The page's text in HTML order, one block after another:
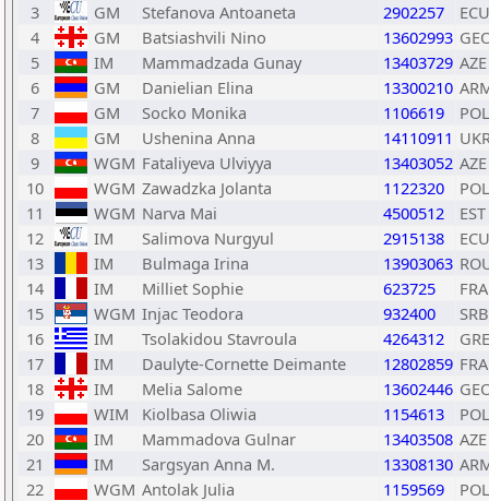
3
GM Stefanova Antoaneta 2902257
ECU
4
GM Batsiashvili Nino 13602993
5
IM Mammadzada Gunay 13403729 AZE
6
GM Danielian Elina 13300210
7
GM Socko Monika 1106619
POL
8
GM Ushenina Anna 14110911
9
WGM Fataliyeva Ulviyya 13403052 AZE
10
WGM Zawadzka Jolanta 1122320
POL
11
WGM Narva Mai 4500512
EST
12
IM Salimova Nurgyul 2915138
ECU
13
IM Bulmaga Irina 13903063
14
IM Milliet Sophie 623725
FRA
15
WGM Injac Teodora 932400
SRB
16
IM Tsolakidou Stavroula 4264312
GRE
17
IM Daulyte-Cornette Deimante 12802859 FRA
18
IM Melia Salome 13602446
19
WIM Kiolbasa Oliwia 1154613
POL
20
IM Mammadova Gulnar 13403508 AZE
21
IM Sargsyan Anna M. 13308130
22
WGM Antolak Julia 1159569
POL